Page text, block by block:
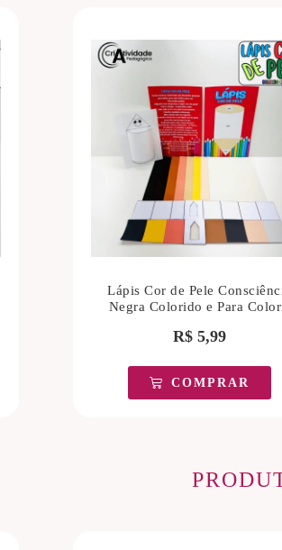
Lápis Cor de Pele
Negra Colorido e Para
R$ 5,99
COMPRAR